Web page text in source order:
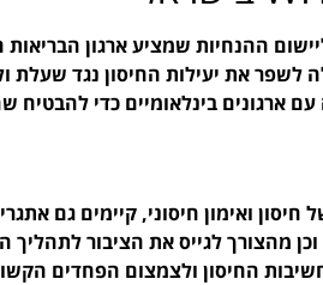
ההנחיות שמציע ארגון הבריאות
לשפר את יעילות החיסון נגד
ארגונים בינלאומיים כדי
חיסון ואימון חיסוני, קיימים גם
החיסון ולצמצום הפחדים